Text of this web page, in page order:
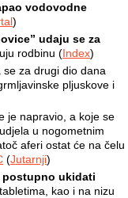
vodovodne
)
udaju se za
rodbinu (Index)
za drugi dio dana
pljuskove i
je napravio, a koje se
u nogometnim
aferi ostat će na čelu
(Jutarnji)
postupno ukidati
kao i na nizu